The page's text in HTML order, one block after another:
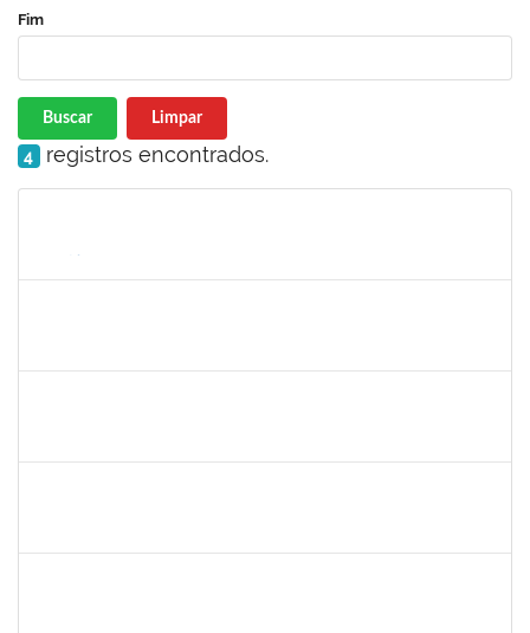
Fim
Buscar Limpar
4 registros encontrados.